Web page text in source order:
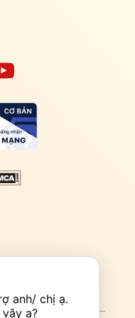
anh/ chị ạ.
ạ?